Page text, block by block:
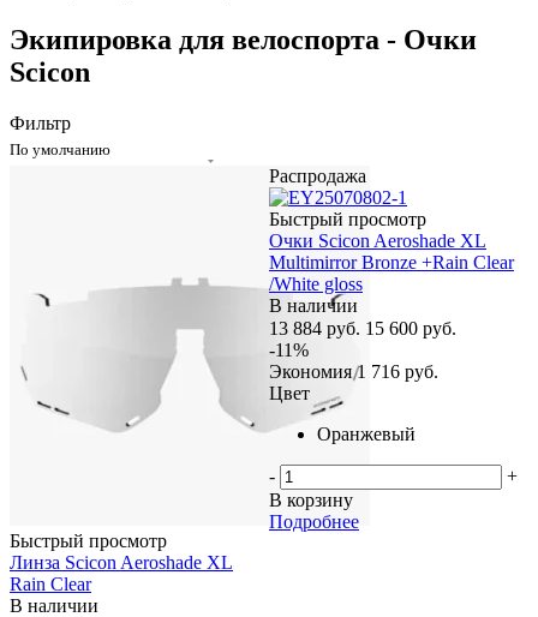
Экипировка для велоспорта - Очки
Scicon
Фильтр
По умолчанию
Быстрый просмотр
Линза Scicon Aeroshade XL
Rain Clear
В наличии
Распродажа
Быстрый просмотр
Очки Scicon Aeroshade XL
Multimirror Bronze +Rain Clear
/White gloss
В наличии
13 884 руб. 15 600 руб.
-11%
Экономия1 716 руб.
Цвет
Оранжевый
-
+
В корзину
Подробнее